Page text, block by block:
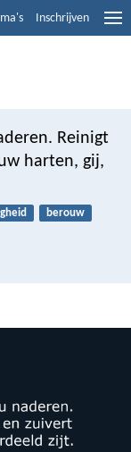
Inschrijven
Reinigt
harten, gij,
berouw